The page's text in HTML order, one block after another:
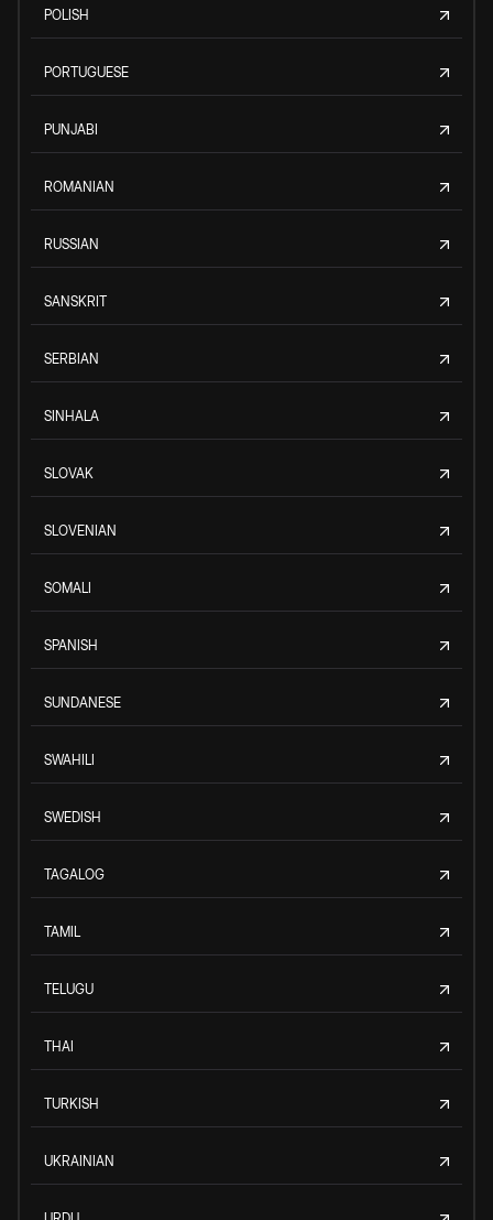
POLISH
PORTUGUESE
PUNJABI
ROMANIAN
RUSSIAN
SANSKRIT
SERBIAN
SINHALA
SLOVAK
SLOVENIAN
SOMALI
SPANISH
SUNDANESE
SWAHILI
SWEDISH
TAGALOG
TAMIL
TELUGU
THAI
TURKISH
UKRAINIAN